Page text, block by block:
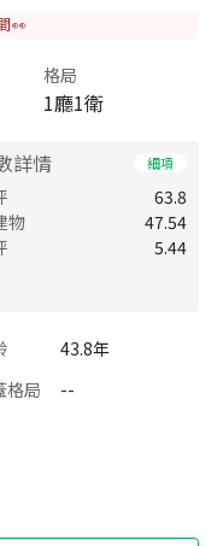
👀
格局
1廳1衛
詳情 細項
63.8
物
47.54
5.44
43.8年
格局
--